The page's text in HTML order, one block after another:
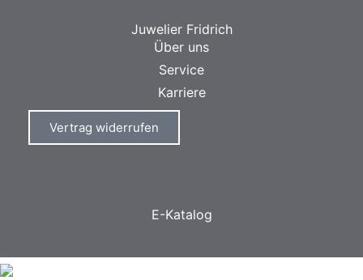
Juwelier Fridrich
Über uns
Service
Karriere
Vertrag widerrufen
E-Katalog